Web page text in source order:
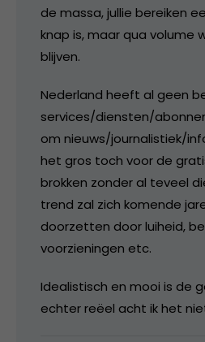
de massa, jullie bereiken
knap is, maar qua volume
blijven.
Nederland heeft al geen
services/diensten/
om nieuws/journalistiek/
het gros toch voor de
brokken zonder al teveel
trend zal zich komende
doorzetten door luiheid,
voorzieningen etc.
Idealistisch en mooi is de
echter reëel acht ik het